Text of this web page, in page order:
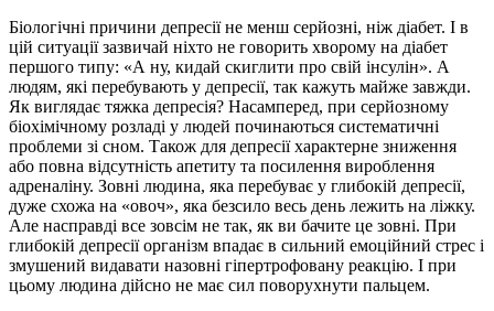
Біологічні причини депресії не менш серйозні, ніж діабет. І в
цій ситуації зазвичай ніхто не говорить хворому на діабет
першого типу: «А ну, кидай скиглити про свій інсулін». А
людям, які перебувають у депресії, так кажуть майже завжди.
Як виглядає тяжка депресія? Насамперед, при серйозному
біохімічному розладі у людей починаються систематичні
проблеми зі сном. Також для депресії характерне зниження
або повна відсутність апетиту та посилення вироблення
адреналіну. Зовні людина, яка перебуває у глибокій депресії,
дуже схожа на «овоч», яка безсило весь день лежить на ліжку.
Але насправді все зовсім не так, як ви бачите це зовні. При
глибокій депресії організм впадає в сильний емоційний стрес і
змушений видавати назовні гіпертрофовану реакцію. І при
цьому людина дійсно не має сил поворухнути пальцем.